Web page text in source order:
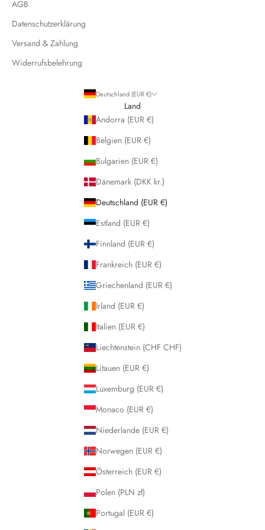
AGB
Datenschutzerklärung
Versand & Zahlung
Widerrufsbelehrung
Deutschland (EUR €)
Land
Andorra (EUR €)
Belgien (EUR €)
Bulgarien (EUR €)
Dänemark (DKK kr.)
Deutschland (EUR €)
Estland (EUR €)
Finnland (EUR €)
Frankreich (EUR €)
Griechenland (EUR €)
Irland (EUR €)
Italien (EUR €)
Liechtenstein (CHF CHF)
Litauen (EUR €)
Luxemburg (EUR €)
Monaco (EUR €)
Niederlande (EUR €)
Norwegen (EUR €)
Österreich (EUR €)
Polen (PLN zł)
Portugal (EUR €)